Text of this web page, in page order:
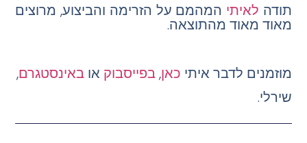
תודה לאיתי המהמם על הזרימה והביצוע, מרוצים
מאוד מאוד מהתוצאה.
מוזמנים לדבר איתי כאן,בפייסבוק אובאינסטגרם,
שירלי.